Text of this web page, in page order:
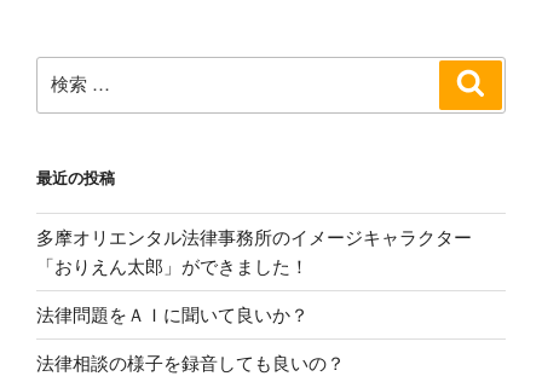
ン
索:
最近の投稿
多摩オリエンタル法律事務所のイメージキャラクター
「おりえん太郎」ができました！
法律問題をＡＩに聞いて良いか？
法律相談の様子を録音しても良いの？